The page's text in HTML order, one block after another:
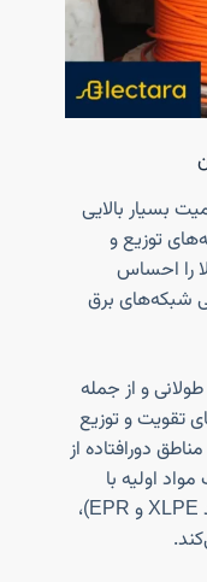
بسیار بالایی
توزیع و
را احساس
شبکه‌های برق
و از جمله
تقویت و توزیع
دورافتاده از
اولیه با
کیفیت برای ساخت کابل‌های فشار قوی (مانند XLPE و EPR)،